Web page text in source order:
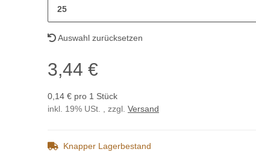
25
Auswahl zurücksetzen
3,44 €
0,14 € pro 1 Stück
inkl. 19% USt. , zzgl. Versand
Knapper Lagerbestand